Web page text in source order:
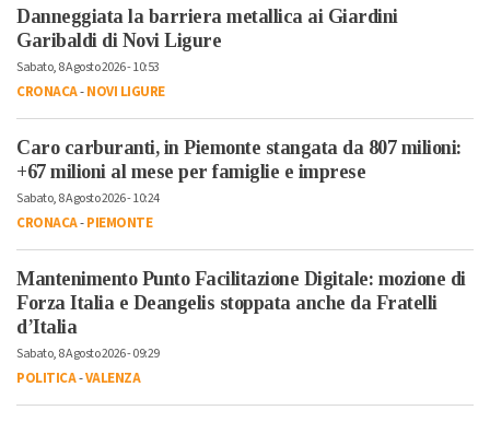
Danneggiata la barriera metallica ai Giardini
Garibaldi di Novi Ligure
Sabato, 8 Agosto 2026 - 10:53
CRONACA-NOVI LIGURE
Caro carburanti, in Piemonte stangata da 807 milioni:
+67 milioni al mese per famiglie e imprese
Sabato, 8 Agosto 2026 - 10:24
CRONACA-PIEMONTE
Mantenimento Punto Facilitazione Digitale: mozione di
Forza Italia e Deangelis stoppata anche da Fratelli
d’Italia
Sabato, 8 Agosto 2026 - 09:29
POLITICA-VALENZA